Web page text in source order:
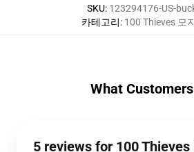
SKU: 123294176-US-
카테고리: 100 Thieves 모
What
5 reviews for 100